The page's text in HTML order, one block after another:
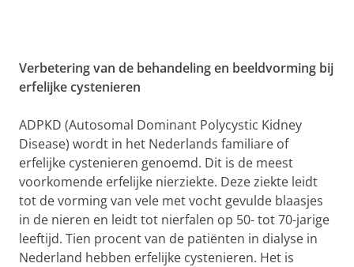
Verbetering van de behandeling en beeldvorming bij
erfelijke cystenieren
ADPKD (Autosomal Dominant Polycystic Kidney
Disease) wordt in het Nederlands familiare of
erfelijke cystenieren genoemd. Dit is de meest
voorkomende erfelijke nierziekte. Deze ziekte leidt
tot de vorming van vele met vocht gevulde blaasjes
in de nieren en leidt tot nierfalen op 50- tot 70-jarige
leeftijd. Tien procent van de patiënten in dialyse in
Nederland hebben erfelijke cystenieren. Het is